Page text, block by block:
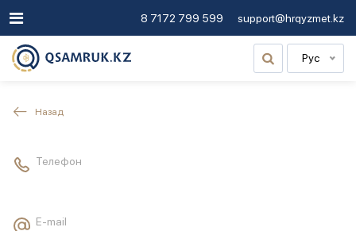
8 7172 799 599 support@hrqyzmet.kz
Рус
Назад
Телефон
E-mail